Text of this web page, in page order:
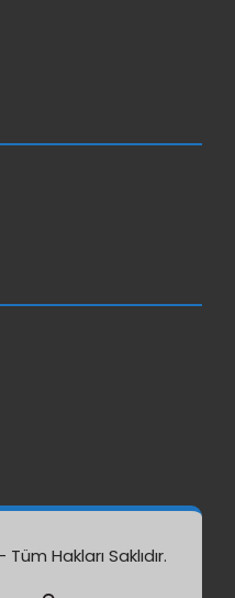
Hakları Saklıdır.